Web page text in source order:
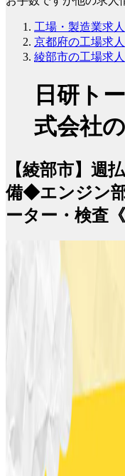
工場・製造業求人
京都府の工場求人
綾部市の工場求人
日研ト
式会社
【綾部市】週
備◆エンジン
ーター・検査